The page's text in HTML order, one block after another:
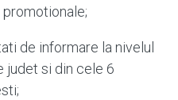
de informare la nivelul
judet si din cele 6